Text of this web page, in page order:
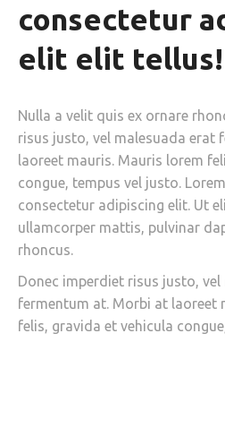
consectetur
elit elit tellus!
Nulla a velit quis ex ornare
risus justo, vel malesuada erat
laoreet mauris. Mauris lorem
congue, tempus vel justo.
consectetur adipiscing elit. Ut
ullamcorper mattis, pulvinar
rhoncus.
Donec imperdiet risus justo,
fermentum at. Morbi at laoreet
felis, gravida et vehicula